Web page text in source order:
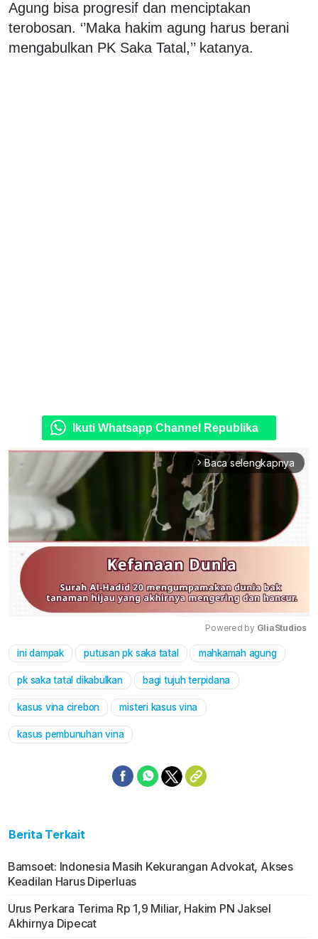
Agung bisa progresif dan menciptakan
terobosan. ‘’Maka hakim agung harus berani
mengabulkan PK Saka Tatal,’’ katanya.
Ikuti Whatsapp Channel Republika
arrow_forward_ios Baca selengkapnya
Mute
Powered by GliaStudios
ini dampak putusan pk saka tatal mahkamah agung
pk saka tatal dikabulkan bagi tujuh terpidana
kasus vina cirebon misteri kasus vina
kasus pembunuhan vina
Berita Terkait
Bamsoet: Indonesia Masih Kekurangan Advokat, Akses
Keadilan Harus Diperluas
Urus Perkara Terima Rp 1,9 Miliar, Hakim PN Jaksel
Akhirnya Dipecat